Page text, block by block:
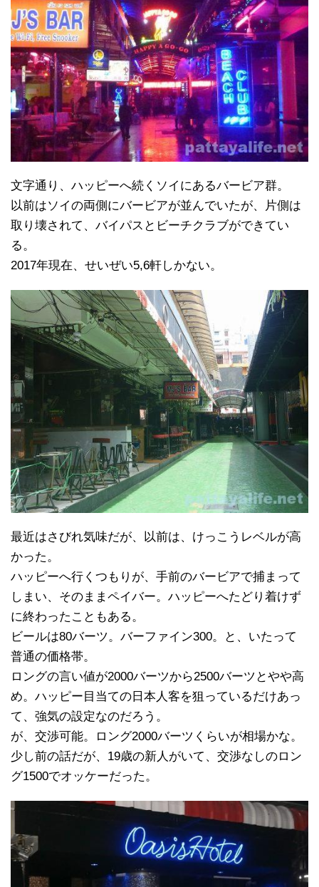
文字通り、ハッピーへ続くソイにあるバービア群。
以前はソイの両側にバービアが並んでいたが、片側は
取り壊されて、バイパスとビーチクラブができてい
る。
2017年現在、せいぜい5,6軒しかない。
最近はさびれ気味だが、以前は、けっこうレベルが高
かった。
ハッピーへ行くつもりが、手前のバービアで捕まって
しまい、そのままペイバー。ハッピーへたどり着けず
に終わったこともある。
ビールは80バーツ。バーファイン300。と、いたって
普通の価格帯。
ロングの言い値が2000バーツから2500バーツとやや高
め。ハッピー目当ての日本人客を狙っているだけあっ
て、強気の設定なのだろう。
が、交渉可能。ロング2000バーツくらいが相場かな。
少し前の話だが、19歳の新人がいて、交渉なしのロン
グ1500でオッケーだった。